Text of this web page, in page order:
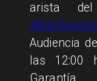
arista
Audiencia
las 12:00